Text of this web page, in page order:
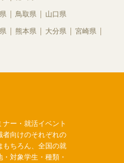
鳥取県 山口県
熊本県 大分県
宮崎県
ー・就活イベント
者向けのそれぞれの
もちろん、全国の就
対象学生・種類・